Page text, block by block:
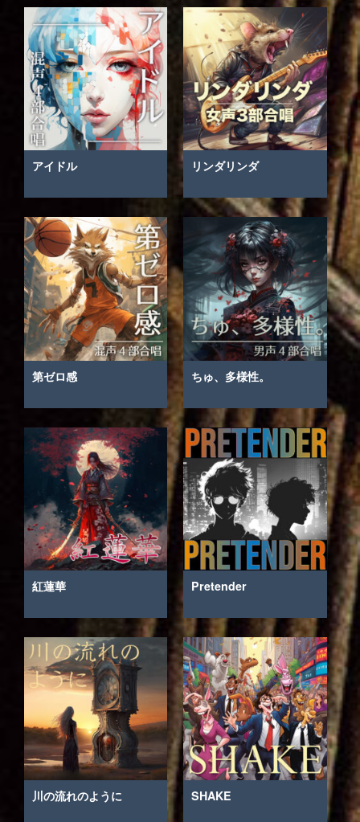
アイドル リンダリンダ
第ゼロ感 ちゅ、多様性。
紅蓮華 Pretender
川の流れのように SHAKE